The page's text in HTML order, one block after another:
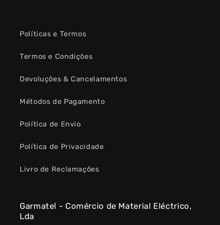
Políticas e Termos
Termos e Condições
Devoluções & Cancelamentos
Métodos de Pagamento
Política de Envio
Política de Privacidade
Livro de Reclamações
Garmatel - Comércio de Material Eléctrico,
Lda